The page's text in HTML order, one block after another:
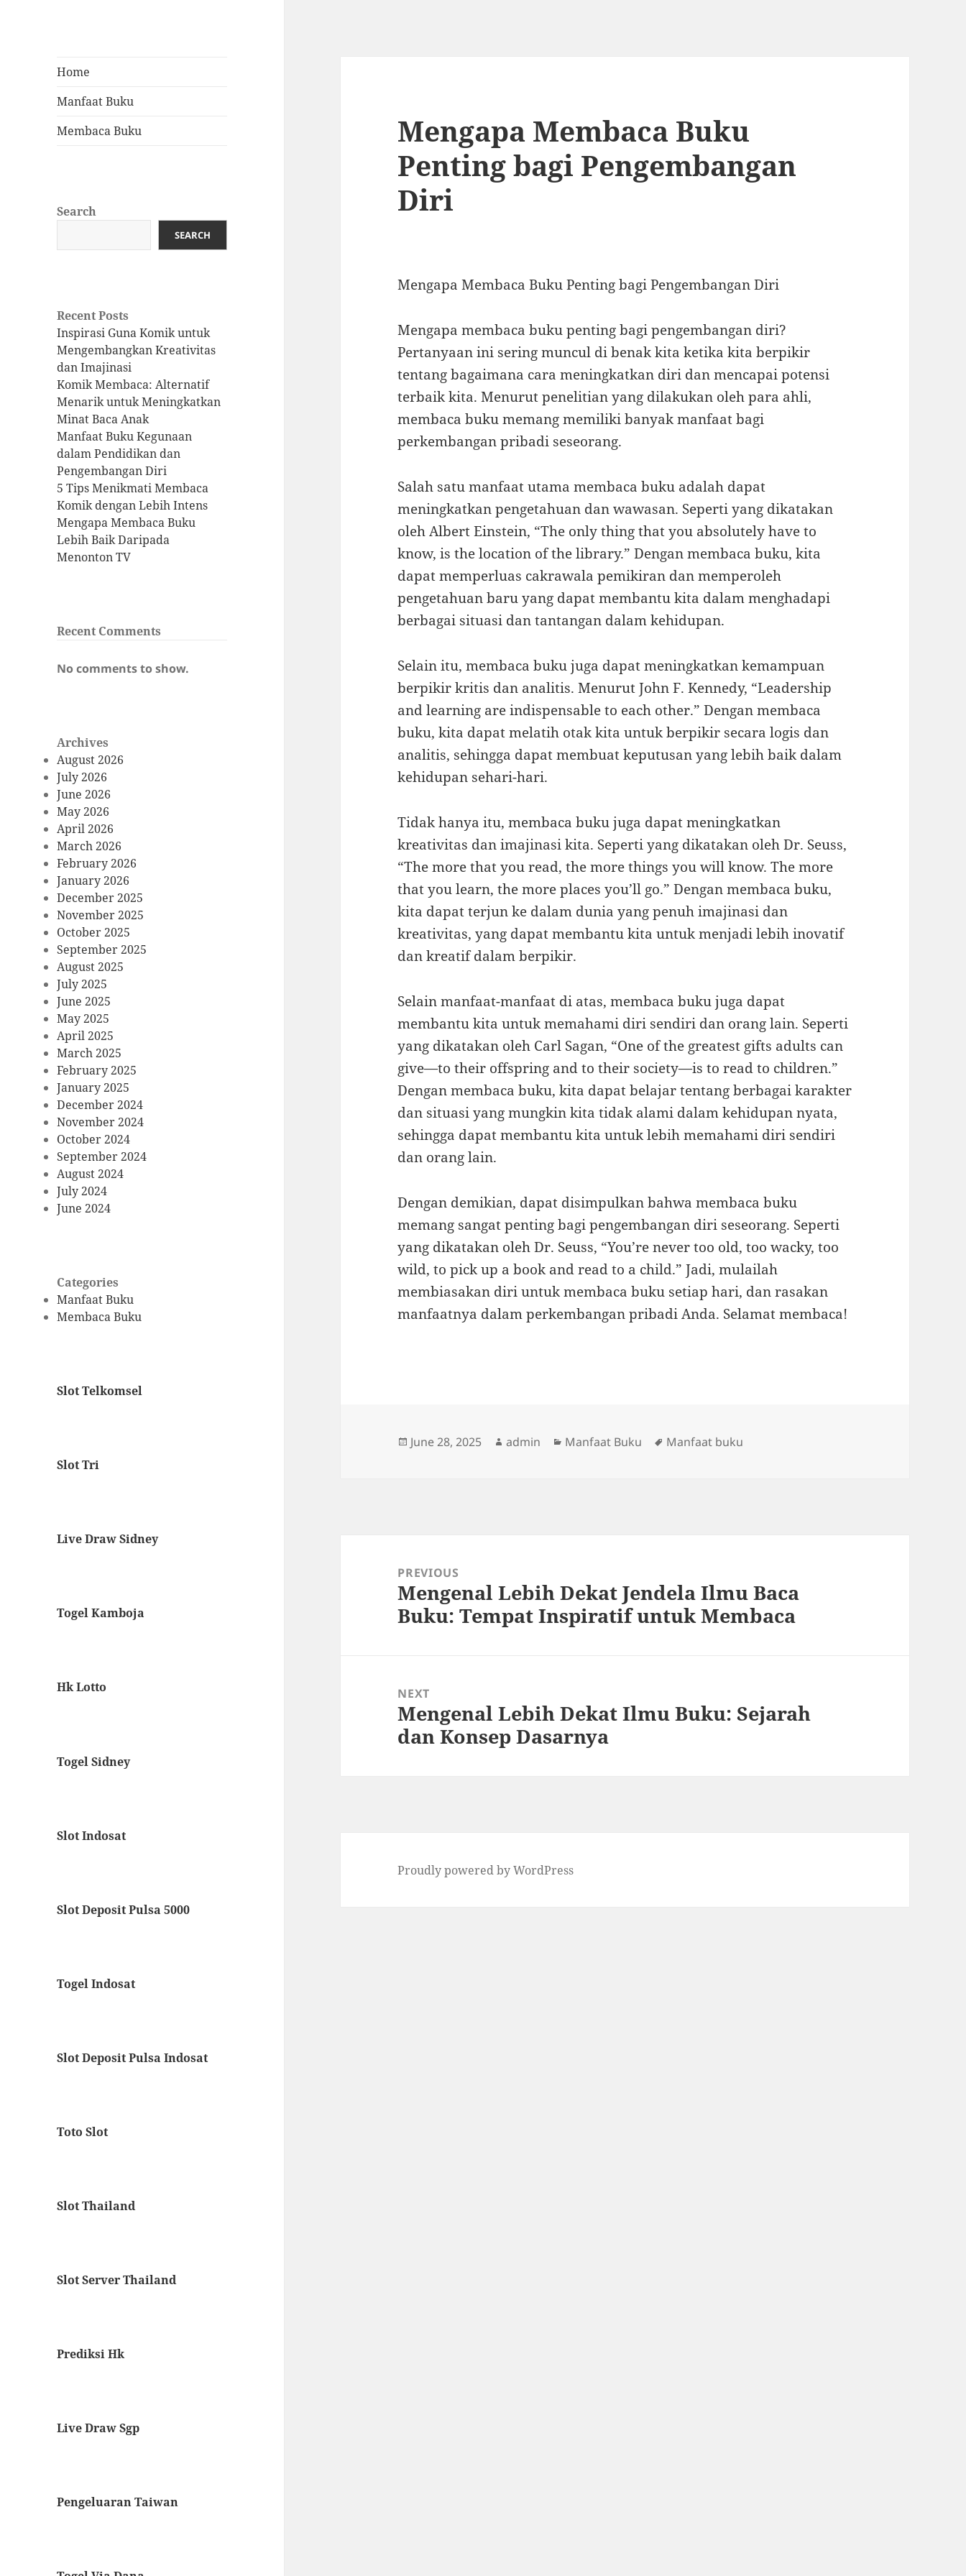
Home
Manfaat Buku
Membaca Buku
Search
SEARCH
Recent Posts
Inspirasi Guna Komik untuk
Mengembangkan Kreativitas
dan Imajinasi
Komik Membaca: Alternatif
Menarik untuk Meningkatkan
Minat Baca Anak
Manfaat Buku Kegunaan
dalam Pendidikan dan
Pengembangan Diri
5 Tips Menikmati Membaca
Komik dengan Lebih Intens
Mengapa Membaca Buku
Lebih Baik Daripada
Menonton TV
Recent Comments
No comments to show.
Archives
August 2026
July 2026
June 2026
May 2026
April 2026
March 2026
February 2026
January 2026
December 2025
November 2025
October 2025
September 2025
August 2025
July 2025
June 2025
May 2025
April 2025
March 2025
February 2025
January 2025
December 2024
November 2024
October 2024
September 2024
August 2024
July 2024
June 2024
Categories
Manfaat Buku
Membaca Buku
Slot Telkomsel
Slot Tri
Live Draw Sidney
Togel Kamboja
Hk Lotto
Togel Sidney
Slot Indosat
Slot Deposit Pulsa 5000
Togel Indosat
Slot Deposit Pulsa Indosat
Toto Slot
Slot Thailand
Slot Server Thailand
Prediksi Hk
Live Draw Sgp
Pengeluaran Taiwan
Mengapa Membaca Buku
Penting bagi Pengembangan
Diri
Mengapa Membaca Buku Penting bagi Pengembangan Diri
Mengapa membaca buku penting bagi pengembangan diri?
Pertanyaan ini sering muncul di benak kita ketika kita berpikir
tentang bagaimana cara meningkatkan diri dan mencapai potensi
terbaik kita. Menurut penelitian yang dilakukan oleh para ahli,
membaca buku memang memiliki banyak manfaat bagi
perkembangan pribadi seseorang.
Salah satu manfaat utama membaca buku adalah dapat
meningkatkan pengetahuan dan wawasan. Seperti yang dikatakan
oleh Albert Einstein, “The only thing that you absolutely have to
know, is the location of the library.” Dengan membaca buku, kita
dapat memperluas cakrawala pemikiran dan memperoleh
pengetahuan baru yang dapat membantu kita dalam menghadapi
berbagai situasi dan tantangan dalam kehidupan.
Selain itu, membaca buku juga dapat meningkatkan kemampuan
berpikir kritis dan analitis. Menurut John F. Kennedy, “Leadership
and learning are indispensable to each other.” Dengan membaca
buku, kita dapat melatih otak kita untuk berpikir secara logis dan
analitis, sehingga dapat membuat keputusan yang lebih baik dalam
kehidupan sehari-hari.
Tidak hanya itu, membaca buku juga dapat meningkatkan
kreativitas dan imajinasi kita. Seperti yang dikatakan oleh Dr. Seuss,
“The more that you read, the more things you will know. The more
that you learn, the more places you’ll go.” Dengan membaca buku,
kita dapat terjun ke dalam dunia yang penuh imajinasi dan
kreativitas, yang dapat membantu kita untuk menjadi lebih inovatif
dan kreatif dalam berpikir.
Selain manfaat-manfaat di atas, membaca buku juga dapat
membantu kita untuk memahami diri sendiri dan orang lain. Seperti
yang dikatakan oleh Carl Sagan, “One of the greatest gifts adults can
give—to their offspring and to their society—is to read to children.”
Dengan membaca buku, kita dapat belajar tentang berbagai karakter
dan situasi yang mungkin kita tidak alami dalam kehidupan nyata,
sehingga dapat membantu kita untuk lebih memahami diri sendiri
dan orang lain.
Dengan demikian, dapat disimpulkan bahwa membaca buku
memang sangat penting bagi pengembangan diri seseorang. Seperti
yang dikatakan oleh Dr. Seuss, “You’re never too old, too wacky, too
wild, to pick up a book and read to a child.” Jadi, mulailah
membiasakan diri untuk membaca buku setiap hari, dan rasakan
manfaatnya dalam perkembangan pribadi Anda. Selamat membaca!
Posted
June 28, 2025 Author
admin Categories
Manfaat Buku Tags
Manfaat buku
navigationPREVIOUS
Previous
post:
Mengenal Lebih Dekat Jendela Ilmu Baca
Buku: Tempat Inspiratif untuk Membaca
NEXT
Next
post:
Mengenal Lebih Dekat Ilmu Buku: Sejarah
dan Konsep Dasarnya
Proudly powered by WordPress